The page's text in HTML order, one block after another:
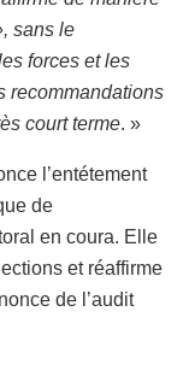
sans le
forces et les
recommandations
court terme. »
l’entétement
de
en coura. Elle
et réaffirme
de l’audit